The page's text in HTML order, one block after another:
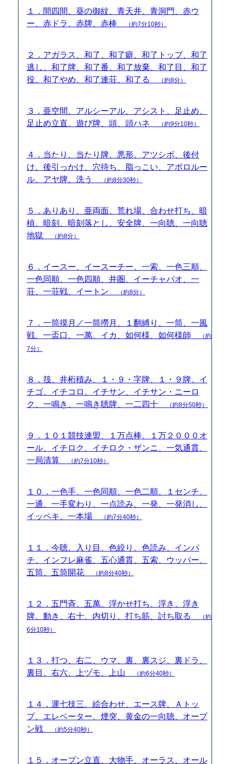
１．間四間、葵の御紋、青天井、青洞門、赤ウ
ー、赤ドラ、赤牌、赤棒
（約7分10秒）
２．アガラス、和了、和了癖、和了トップ、和了
逃し、和了牌、和了番、和了放棄、和了目、和了
役、和了やめ、和了連荘、和了る
（約8分）
３．亜空間、アルシーアル、アシスト、足止め、
足止め立直、遊び牌、頭、頭ハネ
（約9分10秒）
４．当たり、当たり牌、悪形、アツシボ、後付
け、後引っかけ、穴待ち、脂っこい、アポロルー
ル、アヤ牌、洗う
（約8分30秒）
５．ありあり、亜両面、荒れ場、合わせ打ち、暗
槓、暗刻、暗刻落とし、安全牌、一向聴、一向聴
地獄
（約8分）
６．イースー、イースーチー、一索、一色三順、
一色同順、一色四順、井圏、イーチャパオ、一
荘、一荘戦、イートン
（約8分）
７．一筒摸月／一筒撈月、１翻縛り、一筒、一風
戦、一盃口、一萬、イカ、如何様、如何様師
（約
7分）
８．筏、井桁積み、１・９・字牌、１・９牌、イ
チゴ、イチコロ、イチサン、イチサン・ニーロ
ク、一鳴き、一鳴き聴牌、一二四十
（約8分50秒）
９．１０１競技連盟、１万点棒、１万２０００オ
ール、イチロク、イチロク・ザンニ、一気通貫、
一局清算
（約7分10秒）
１０．一色手、一色同順、一色二順、１センチ、
一通、一手変わり、一点読み、一発、一発消し、
イッペキ、一本場
（約7分40秒）
１１．今聴、入り目、色絞り、色読み、インパ
チ、インフレ麻雀、五心通貫、五索、ウッパー、
五筒、五筒開花
（約8分40秒）
１２．五門斉、五萬、浮かせ打ち、浮き、浮き
牌、動き、右十、内切り、打ち筋、討ち取る
（約
6分10秒）
１３．打つ、右二、ウマ、裏、裏スジ、裏ドラ、
裏目、右六、上ヅモ、上山
（約6分40秒）
１４．運七技三、絵合わせ、エース牌、Ａトッ
プ、エレベーター、煙突、黄金の一向聴、オープ
ン戦
（約5分40秒）
１５．オープン立直、大物手、オーラス、オール